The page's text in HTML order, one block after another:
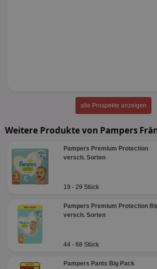
alle Prospekte anzeigen
Weitere Produkte von Pampers
Pampers Premium Protection
versch. Sorten
19 - 29 Stück
Pampers Premium Protection
versch. Sorten
44 - 68 Stück
Pampers Pants Big Pack